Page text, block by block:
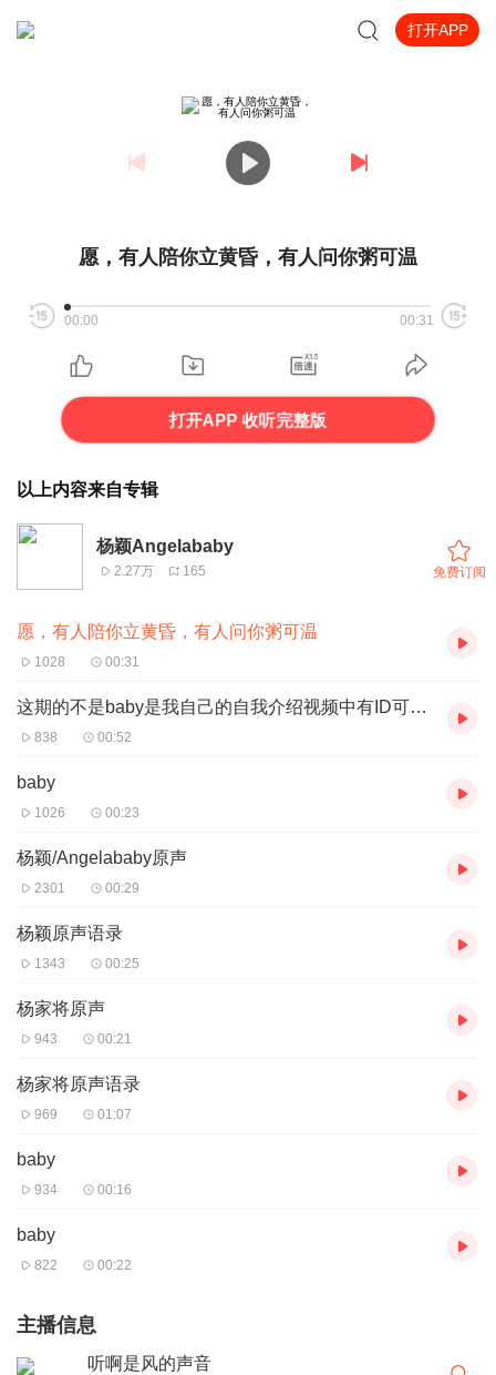
打开APP
愿，有人陪你立黄昏，有人问你粥可温
00:00 00:31
打开APP 收听完整版
以上内容来自专辑
杨颖Angelababy
2.27万 165 免费订阅
愿，有人陪你立黄昏，有人问你粥可温
1028 00:31
这期的不是baby是我自己的自我介绍视频中有ID可以，加我
838 00:52
baby
1026 00:23
杨颖/Angelababy原声
2301 00:29
杨颖原声语录
1343 00:25
杨家将原声
943 00:21
杨家将原声语录
969 01:07
baby
934 00:16
baby
822 00:22
主播信息
听啊是风的声音